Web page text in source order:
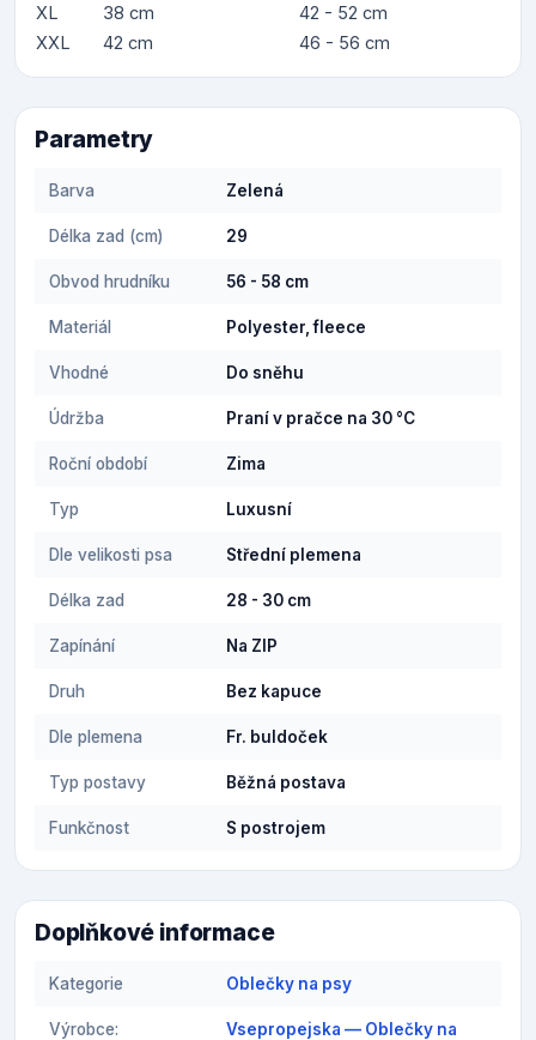
XL
38 cm
42 - 52 cm
XXL
42 cm 46 - 56 cm
Parametry
Barva Zelená
Délka zad (cm) 29
Obvod hrudníku 56 - 58 cm
Materiál Polyester, fleece
Vhodné Do sněhu
Údržba Praní v pračce na 30 °C
Roční období Zima
Typ Luxusní
Dle velikosti psa Střední plemena
Délka zad 28 - 30 cm
Zapínání Na ZIP
Druh Bez kapuce
Dle plemena Fr. buldoček
Typ postavy Běžná postava
Funkčnost S postrojem
Doplňkové informace
Kategorie Oblečky na psy
Výrobce:
Vsepropejska — Oblečky na